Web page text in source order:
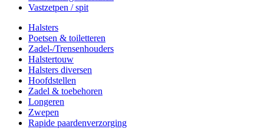
Vastzetpen / spit
Halsters
Poetsen & toiletteren
Zadel-/Trensenhouders
Halstertouw
Halsters diversen
Hoofdstellen
Zadel & toebehoren
Longeren
Zwepen
Rapide paardenverzorging